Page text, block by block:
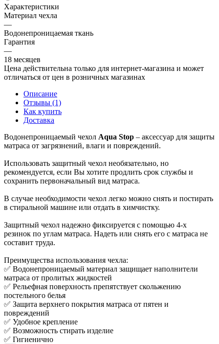
Характеристики
Материал чехла
—
Водонепроницаемая ткань
Гарантия
—
18 месяцев
Цена действительна только для интернет-магазина и может
отличаться от цен в розничных магазинах
Описание
Отзывы (1)
Как купить
Доставка
Водонепроницаемый чехол Aqua Stop – аксессуар для защиты
матраса от загрязнений, влаги и повреждений.
Использовать защитный чехол необязательно, но
рекомендуется, если Вы хотите продлить срок службы и
сохранить первоначальный вид матраса.
В случае необходимости чехол легко можно снять и постирать
в стиральной машине или отдать в химчистку.
Защитный чехол надежно фиксируется с помощью 4-х
резинок по углам матраса. Надеть или снять его с матраса не
составит труда.
Преимущества использования чехла:
✅ Водонепроницаемый материал защищает наполнители
матраса от пролитых жидкостей
✅ Рельефная поверхность препятствует скольжению
постельного белья
✅ Защита верхнего покрытия матраса от пятен и
повреждений
✅ Удобное крепление
✅ Возможность стирать изделие
✅ Гигиенично